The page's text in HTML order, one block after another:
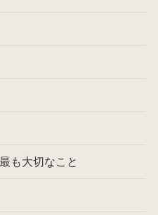
も大切なこと